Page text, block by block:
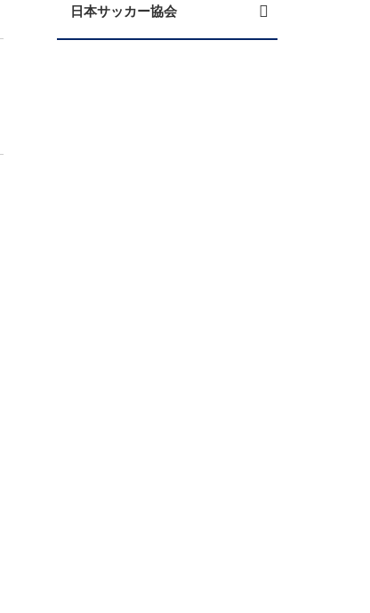
日本サッカー協会